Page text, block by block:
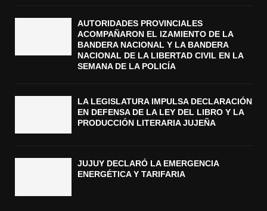
AUTORIDADES PROVINCIALES
ACOMPAÑARON EL IZAMIENTO DE LA
BANDERA NACIONAL Y LA BANDERA
NACIONAL DE LA LIBERTAD CIVIL EN LA
SEMANA DE LA POLICÍA
LA LEGISLATURA IMPULSA DECLARACIÓN
EN DEFENSA DE LA LEY DEL LIBRO Y LA
PRODUCCIÓN LITERARIA JUJEÑA
JUJUY DECLARÓ LA EMERGENCIA
ENERGÉTICA Y TARIFARIA